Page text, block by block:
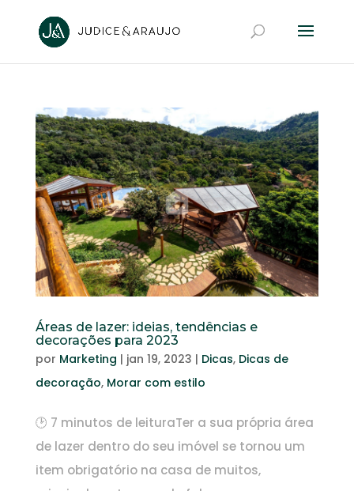
Áreas de lazer: ideias, tendências e
decorações para 2023
por Marketing | jan 19, 2023 | Dicas, Dicas de
decoração, Morar com estilo
🕑 7 minutos de leituraTer a sua própria área
de lazer dentro do seu imóvel se tornou um
item obrigatório na casa de muitos,